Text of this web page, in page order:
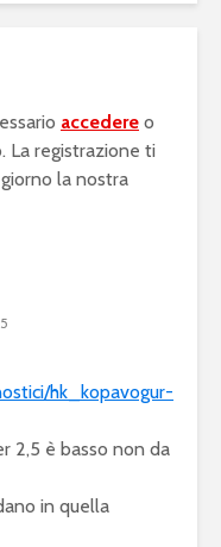
accedere o
La registrazione ti
la nostra
hk_kopavogur-
2,5 è basso non da
in quella